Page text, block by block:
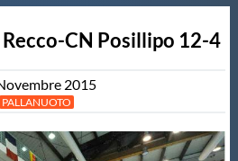
CN Posillipo 12-4
2015
PALLANUOTO